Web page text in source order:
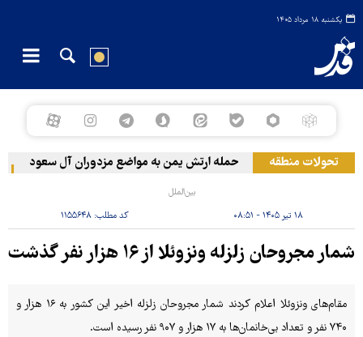
یکشنبه ۱۸ مرداد ۱۴۰۵
تحولات منطقه حمله ارتش یمن به مواضع مزدوران آل سعود
بین‌الملل
۱۸ تیر ۱۴۰۵ - ۰۸:۵۱ کد مطلب: ۱۱۵۵۶۴۸
شمار مجروحان زلزله ونزوئلا از ۱۶ هزار نفر گذشت
مقام‌های ونزوئلا اعلام کردند شمار مجروحان زلزله اخیر این کشور به ۱۶ هزار و
۷۴۰ نفر و تعداد بی‌خانمان‌ها به ۱۷ هزار و ۹۰۷ نفر رسیده است.